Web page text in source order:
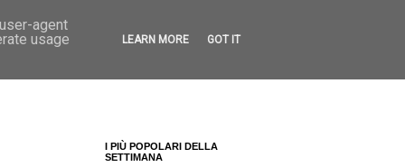
I PIÙ POPOLARI DELLA
SETTIMANA
agent
usage
LEARN MORE GOT IT